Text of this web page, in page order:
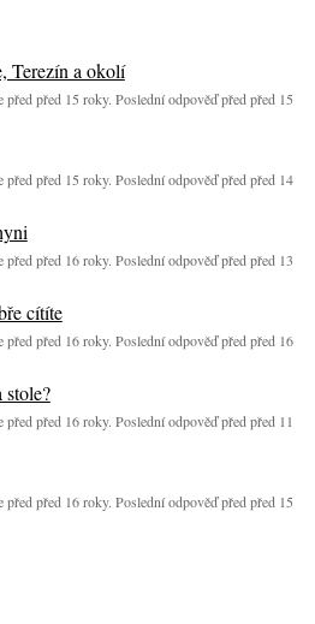
Terezín a okolí
před 15 roky. Poslední odpověď před před 15
před 15 roky. Poslední odpověď před před 14
před 16 roky. Poslední odpověď před před 13
cítíte
před 16 roky. Poslední odpověď před před 16
stole?
před 16 roky. Poslední odpověď před před 11
před 16 roky. Poslední odpověď před před 15